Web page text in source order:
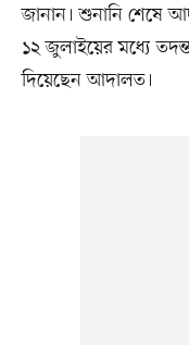
জানান। শুনানি শেষে
১২ জুলাইয়ের মধ্যে
দিয়েছেন আদালত।